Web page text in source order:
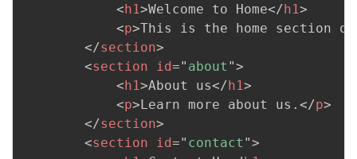
<h1>Welcome to Home</h1>
<p>This is the home section
</section>
<section id=" about ">
<h1>About us</h1>
<p>Learn more about us. </p>
</section>
<section id=" contact ">